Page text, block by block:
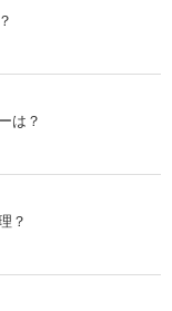
は？
？